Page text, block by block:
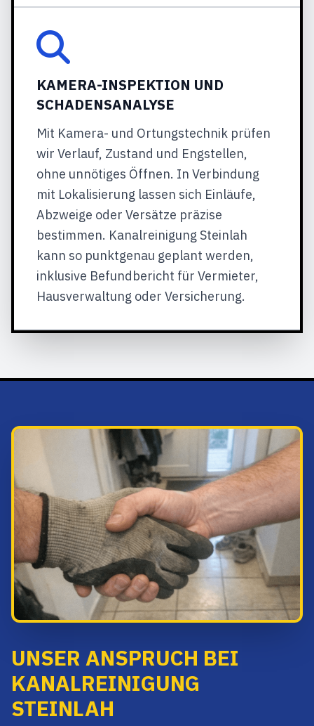
KAMERA-INSPEKTION UND
SCHADENSANALYSE
Mit Kamera- und Ortungstechnik prüfen
wir Verlauf, Zustand und Engstellen,
ohne unnötiges Öffnen. In Verbindung
mit Lokalisierung lassen sich Einläufe,
Abzweige oder Versätze präzise
bestimmen. Kanalreinigung Steinlah
kann so punktgenau geplant werden,
inklusive Befundbericht für Vermieter,
Hausverwaltung oder Versicherung.
UNSER ANSPRUCH BEI
KANALREINIGUNG
STEINLAH